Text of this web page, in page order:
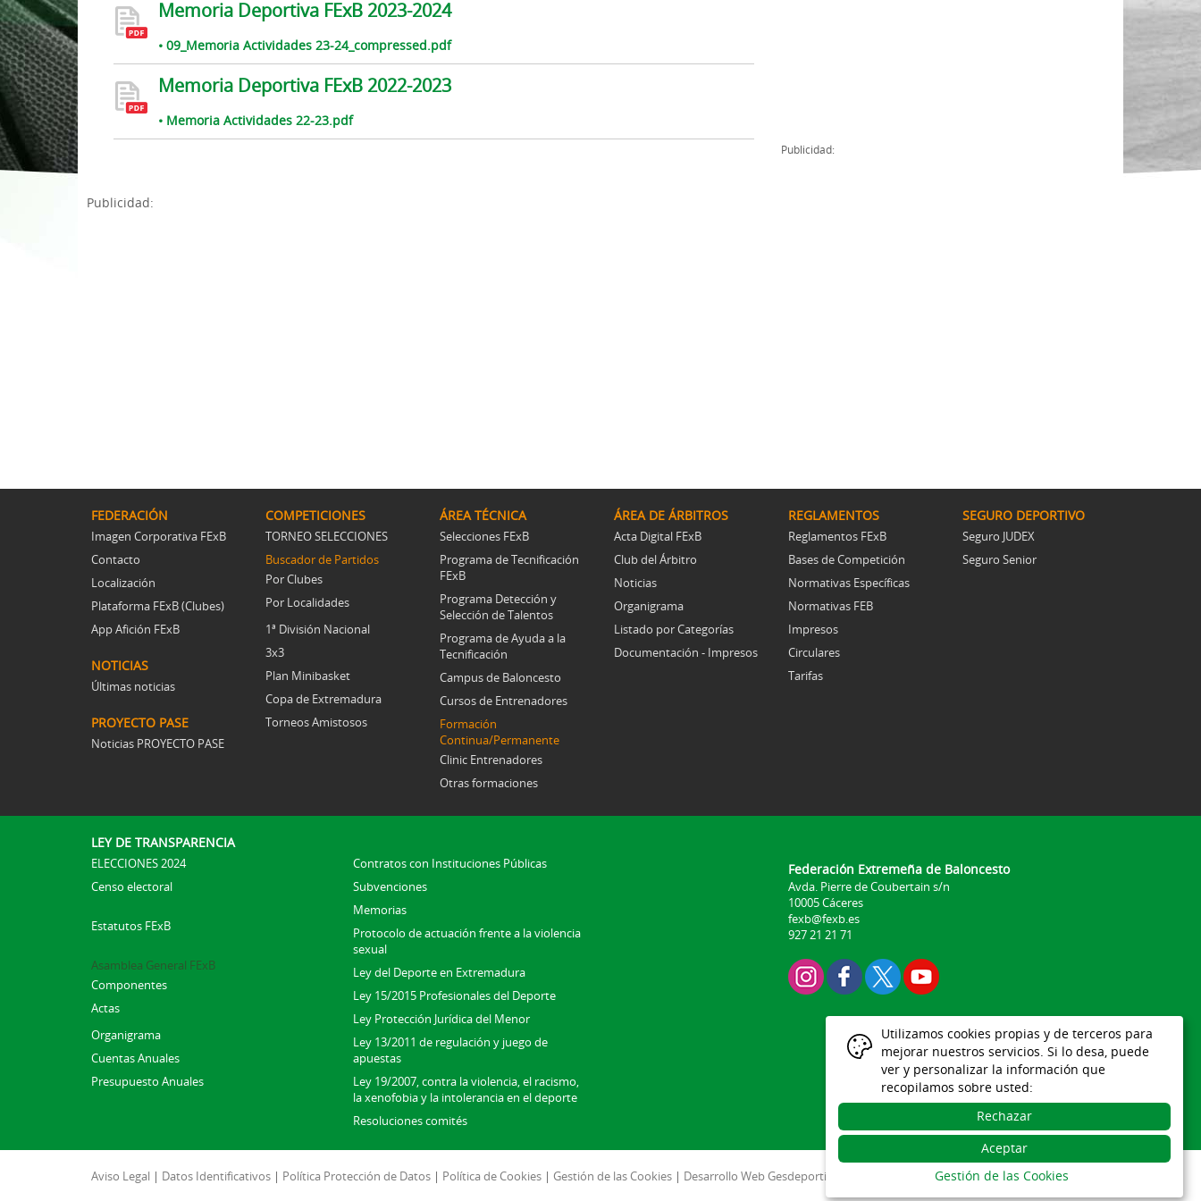
Plan Minibasket
Copa de Extremadura
Subvenciones
Memoria Deportiva FExB 2023-2024
• 09_Memoria Actividades 23-24_compressed.pdf
Memoria Deportiva FExB 2022-2023
• Memoria Actividades 22-23.pdf
Publicidad:
Publicidad:
FEDERACIÓN
Imagen Corporativa FExB
Contacto
Localización
Plataforma FExB (Clubes)
App Afición FExB
NOTICIAS
Últimas noticias
PROYECTO PASE
Noticias PROYECTO PASE
COMPETICIONES
TORNEO SELECCIONES
Buscador de Partidos
Por Clubes
Por Localidades
1ª División Nacional
3x3
Plan Minibasket
Copa de Extremadura
Torneos Amistosos
ÁREA TÉCNICA
Selecciones FExB
Programa de Tecnificación
FExB
Programa Detección y
Selección de Talentos
Programa de Ayuda a la
Tecnificación
Campus de Baloncesto
Cursos de Entrenadores
Formación
Continua/Permanente
Clinic Entrenadores
Otras formaciones
ÁREA DE ÁRBITROS
Acta Digital FExB
Club del Árbitro
Noticias
Organigrama
Listado por Categorías
Documentación - Impresos
REGLAMENTOS
Reglamentos FExB
Bases de Competición
Normativas Específicas
Normativas FEB
Impresos
Circulares
Tarifas
SEGURO DEPORTIVO
Seguro JUDEX
Seguro Senior
LEY DE TRANSPARENCIA
ELECCIONES 2024
Censo electoral
Estatutos FExB
Asamblea General FExB
Componentes
Actas
Organigrama
Cuentas Anuales
Presupuesto Anuales
Contratos con Instituciones Públicas
Subvenciones
Memorias
Protocolo de actuación frente a la violencia
sexual
Ley del Deporte en Extremadura
Ley 15/2015 Profesionales del Deporte
Ley Protección Jurídica del Menor
Ley 13/2011 de regulación y juego de
apuestas
Ley 19/2007, contra la violencia, el racismo,
la xenofobia y la intolerancia en el deporte
Resoluciones comités
Federación Extremeña de Baloncesto
Avda. Pierre de Coubertain s/n
10005 Cáceres
fexb@fexb.es
927 21 21 71
Aviso Legal | Datos Identificativos | Política Protección de Datos | Política de Cookies | Gestión de las Cookies | Desarrollo Web Gesdeportiva
Utilizamos cookies propias y de terceros para
mejorar nuestros servicios. Si lo desa, puede
ver y personalizar la información que
recopilamos sobre usted:
Rechazar
Aceptar
Gestión de las Cookies